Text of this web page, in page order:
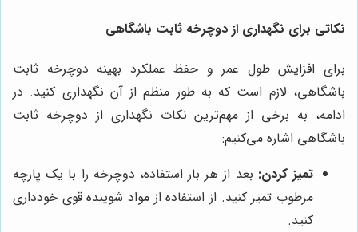
نکاتی برای نگهداری از دوچرخه ثابت باشگاهی
برای افزایش طول عمر و حفظ عملکرد بهینه دوچرخه ثابت
باشگاهی، لازم است که به طور منظم از آن نگهداری کنید. در
ادامه، به برخی از مهم‌ترین نکات نگهداری از دوچرخه ثابت
باشگاهی اشاره می‌کنیم:
تمیز کردن: بعد از هر بار استفاده، دوچرخه را با یک پارچه
مرطوب تمیز کنید. از استفاده از مواد شوینده قوی خودداری
کنید.